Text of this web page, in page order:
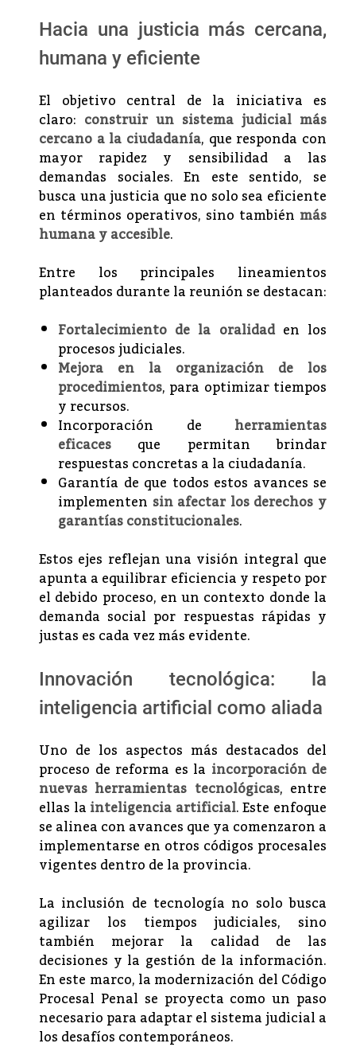
Hacia una justicia más cercana,
humana y eficiente
El objetivo central de la iniciativa es
claro: construir un sistema judicial más
cercano a la ciudadanía, que responda con
mayor rapidez y sensibilidad a las
demandas sociales. En este sentido, se
busca una justicia que no solo sea eficiente
en términos operativos, sino también más
humana y accesible.
Entre los principales lineamientos
planteados durante la reunión se destacan:
Fortalecimiento de la oralidaden los
procesos judiciales.
Mejora en la organización de los
procedimientos, para optimizar tiempos
y recursos.
Incorporación de herramientas
eficaces que permitan brindar
respuestas concretas a la ciudadanía.
Garantía de que todos estos avances se
implementen sin afectar los derechos y
garantías constitucionales.
Estos ejes reflejan una visión integral que
apunta a equilibrar eficiencia y respeto por
el debido proceso, en un contexto donde la
demanda social por respuestas rápidas y
justas es cada vez más evidente.
Innovación tecnológica: la
inteligencia artificial como aliada
Uno de los aspectos más destacados del
proceso de reforma es la incorporación de
nuevas herramientas tecnológicas, entre
ellas lainteligencia artificial. Este enfoque
se alinea con avances que ya comenzaron a
implementarse en otros códigos procesales
vigentes dentro de la provincia.
La inclusión de tecnología no solo busca
agilizar los tiempos judiciales, sino
también mejorar la calidad de las
decisiones y la gestión de la información.
En este marco, la modernización del Código
Procesal Penal se proyecta como un paso
necesario para adaptar el sistema judicial a
los desafíos contemporáneos.